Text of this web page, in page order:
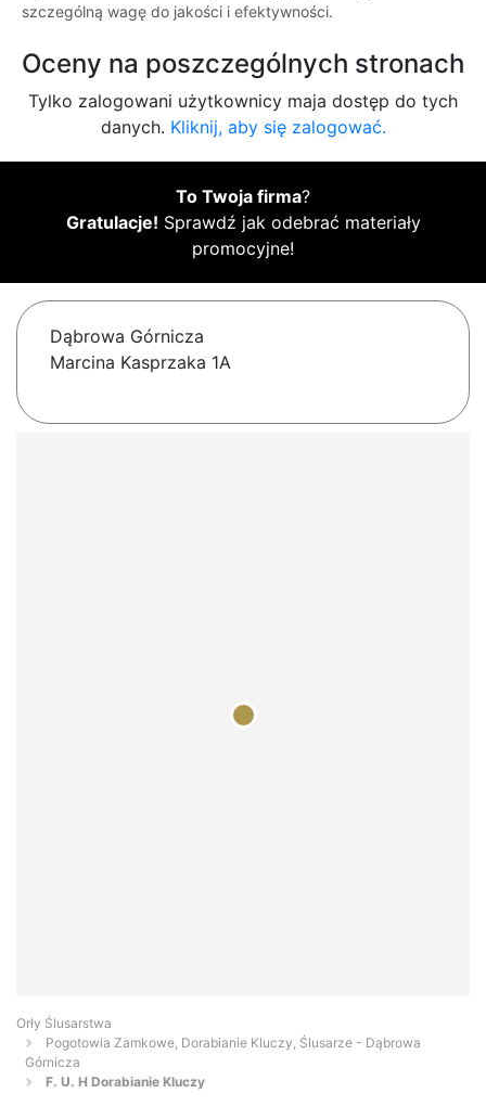
szczególną wagę do jakości i efektywności.
Oceny na poszczególnych stronach
Tylko zalogowani użytkownicy maja dostęp do tych
danych. Kliknij, aby się zalogować.
To Twoja firma?
Gratulacje! Sprawdź jak odebrać materiały
promocyjne!
Dąbrowa Górnicza
Marcina Kasprzaka 1A
Orły Ślusarstwa
Pogotowia Zamkowe, Dorabianie Kluczy, Ślusarze - Dąbrowa
Górnicza
F. U. H Dorabianie Kluczy